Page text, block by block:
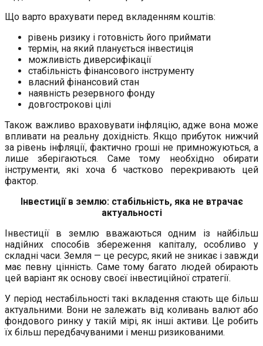
Що варто врахувати перед вкладенням коштів:
рівень ризику і готовність його приймати
термін, на який планується інвестиція
можливість диверсифікації
стабільність фінансового інструменту
власний фінансовий стан
наявність резервного фонду
довгострокові цілі
Також важливо враховувати інфляцію, адже вона може
впливати на реальну дохідність. Якщо прибуток нижчий
за рівень інфляції, фактично гроші не примножуються, а
лише зберігаються. Саме тому необхідно обирати
інструменти, які хоча б частково перекривають цей
фактор.
Інвестиції в землю: стабільність, яка не втрачає
актуальності
Інвестиції в землю вважаються одним із найбільш
надійних способів збереження капіталу, особливо у
складні часи. Земля — це ресурс, який не зникає і завжди
має певну цінність. Саме тому багато людей обирають
цей варіант як основу своєї інвестиційної стратегії.
У період нестабільності такі вкладення стають ще більш
актуальними. Вони не залежать від коливань валют або
фондового ринку у такій мірі, як інші активи. Це робить
їх більш передбачуваними і менш ризикованими.